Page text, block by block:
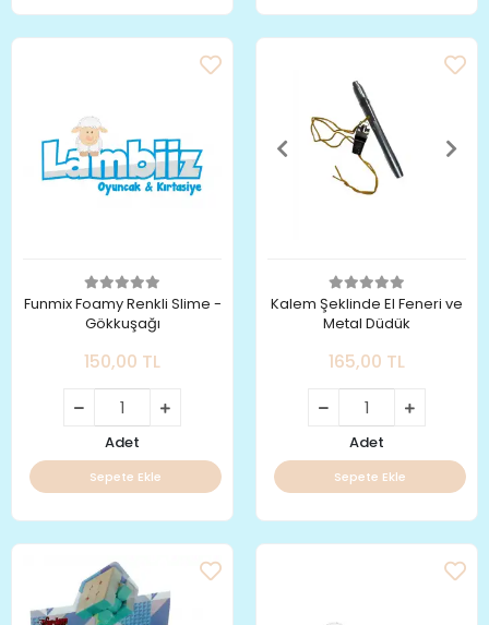
Funmix Foamy Renkli Slime -
Gökkuşağı
150,00 TL
Adet
Sepete Ekle
Kalem Şeklinde El Feneri ve
Metal Düdük
165,00 TL
Adet
Sepete Ekle